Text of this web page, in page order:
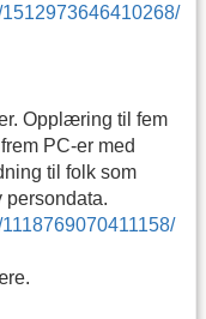
Opplæring til fem
PC-er med
til folk som
persondata.